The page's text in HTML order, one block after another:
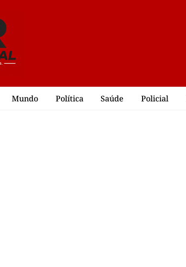
Mundo Política Saúde Policial